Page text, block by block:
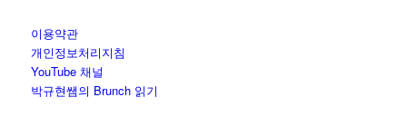
이용약관
개인정보처리지침
YouTube 채널
박규현쌤의 Brunch 읽기